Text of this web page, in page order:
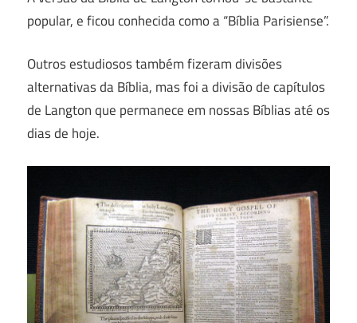
popular, e ficou conhecida como a “Bíblia Parisiense”.
Outros estudiosos também fizeram divisões
alternativas da Bíblia, mas foi a divisão de capítulos
de Langton que permanece em nossas Bíblias até os
dias de hoje.